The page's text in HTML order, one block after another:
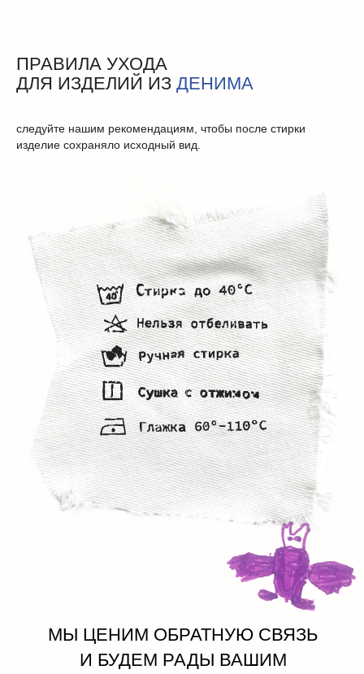
ПРАВИЛА УХОДА
ДЛЯ ИЗДЕЛИЙ ИЗ ДЕНИМА
следуйте нашим рекомендациям, чтобы после стирки
изделие сохраняло исходный вид.
МЫ ЦЕНИМ ОБРАТНУЮ СВЯЗЬ
И БУДЕМ РАДЫ ВАШИМ